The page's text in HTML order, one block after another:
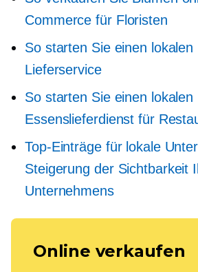
Commerce für Floristen
So starten Sie einen
Lieferservice
So starten Sie einen lokalen
Essenslieferdienst für
Top-Einträge für lokale
Steigerung der Sichtbarkeit
Unternehmens
Online verkaufen